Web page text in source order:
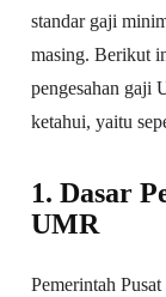
standar gaji
masing. Berikut
pengesahan gaji
ketahui, yaitu
1. Dasar
UMR
Pemerintah